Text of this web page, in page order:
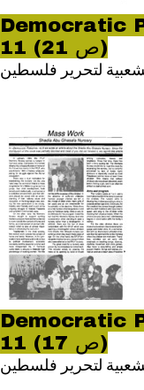
Democratic
11 (ص 21)
لتحرير فلسطين
Democratic
11 (ص 17)
لتحرير فلسطين